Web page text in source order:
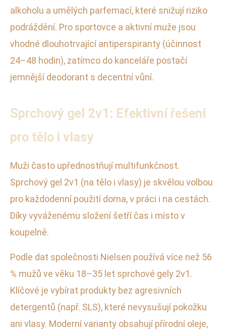
alkoholu a umělých parfemací, které snižují riziko
podráždění. Pro sportovce a aktivní muže jsou
vhodné dlouhotrvající antiperspiranty (účinnost
24–48 hodin), zatímco do kanceláře postačí
jemnější deodorant s decentní vůní.
Sprchový gel 2v1: Efektivní řešení
pro tělo i vlasy
Muži často upřednostňují multifunkčnost.
Sprchový gel 2v1 (na tělo i vlasy) je skvělou volbou
pro každodenní použití doma, v práci i na cestách.
Díky vyváženému složení šetří čas i místo v
koupelně.
Podle dat společnosti Nielsen používá více než 56
% mužů ve věku 18–35 let sprchové gely 2v1.
Klíčové je vybírat produkty bez agresivních
detergentů (např. SLS), které nevysušují pokožku
ani vlasy. Moderní varianty obsahují přírodní oleje,